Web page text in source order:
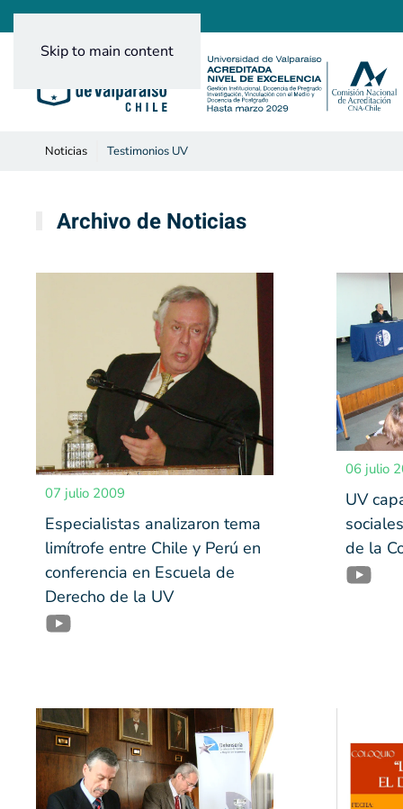
Skip to main content
Noticias Testimonios UV
Archivo de Noticias
07 julio 2009
Especialistas analizaron tema
limítrofe entre Chile y Perú en
conferencia en Escuela de
Derecho de la UV
06 julio
UV
de la